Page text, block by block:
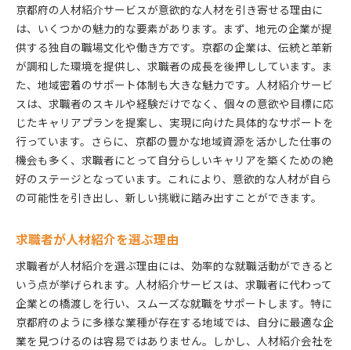
京都府の人材紹介サービスが意欲的な人材を引き寄せる理由に
は、いくつかの魅力的な要素があります。まず、地元の企業が提
供する独自の職場文化や働き方です。京都の企業は、伝統と革新
が調和した環境を提供し、求職者の成長を後押ししています。ま
た、地域密着のサポート体制も大きな魅力です。人材紹介サービ
スは、求職者のスキルや経験だけでなく、個々の意欲や目標に応
じたキャリアプランを提案し、実現に向けた具体的なサポートを
行っています。さらに、京都の豊かな地域資源を活かした仕事の
機会も多く、求職者にとって自分らしいキャリアを築くための絶
好のステージとなっています。これにより、意欲的な人材が自ら
の可能性を引き出し、新しい挑戦に踏み出すことができます。
求職者が人材紹介を選ぶ理由
求職者が人材紹介を選ぶ理由には、効率的な就職活動ができると
いう点が挙げられます。人材紹介サービスは、求職者に代わって
企業との橋渡しを行い、スムーズな就職をサポートします。特に
京都府のように多様な業種が存在する地域では、自分に最適な企
業を見つけるのは容易ではありません。しかし、人材紹介会社を